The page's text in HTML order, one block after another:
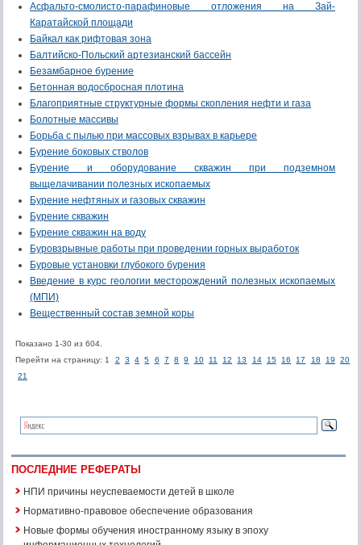
Асфальто-смолисто-парафиновые отложения на Зай-
Каратайской площади
Байкал как рифтовая зона
Балтийско-Польский артезианский бассейн
Безамбарное бурение
Бетонная водосбросная плотина
Благоприятные структурные формы скопления нефти и газа
Болотные массивы
Борьба с пылью при массовых взрывах в карьере
Бурение боковых стволов
Бурение и оборудование скважин при подземном
выщелачивании полезных ископаемых
Бурение нефтяных и газовых скважин
Бурение скважин
Бурение скважин на воду
Буровзрывные работы при проведении горных выработок
Буровые установки глубокого бурения
Введение в курс геологии месторождений полезных ископаемых
(МПИ)
Вещественный состав земной коры
Показано 1-30 из 604.
Перейти на страницу: 1 2 3 4 5 6 7 8 9 10 11 12 13 14 15 16 17 18 19
20
21
ПОСЛЕДНИЕ РЕФЕРАТЫ
НПИ причины неуспеваемости детей в школе
Нормативно-правовое обеспечение образования
Новые формы обучения иностранному языку в эпоху